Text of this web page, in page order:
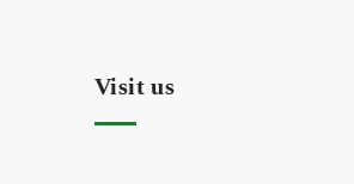
Visit us